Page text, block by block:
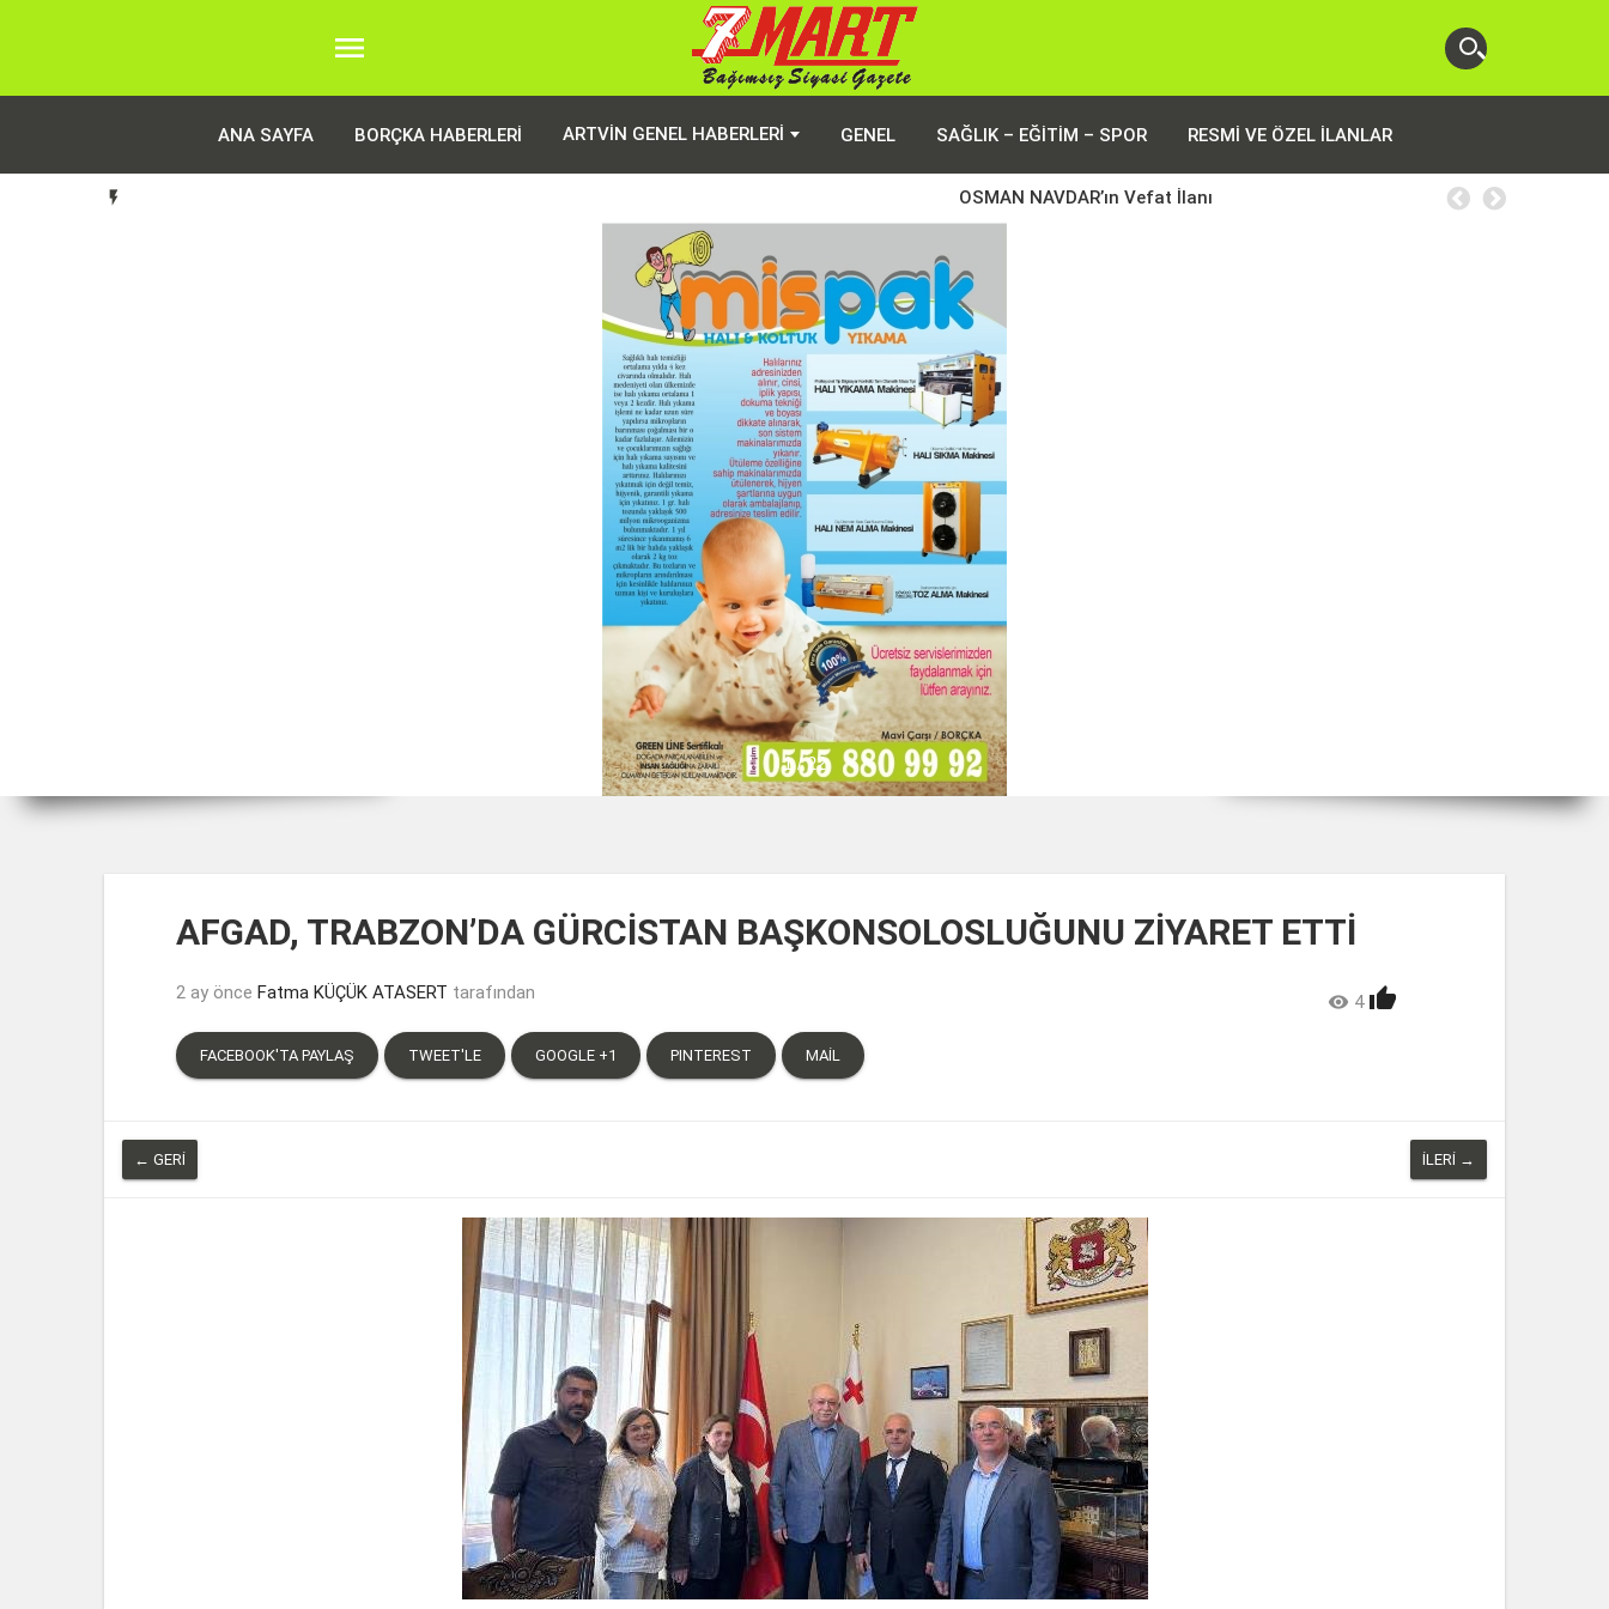

ANA SAYFA BORÇKA HABERLERI ARTVIN GENEL HABERLERI GENEL SAĞLIK – EĞITIM – SPOR RESMI VE ÖZEL İLANLAR

1 / 22
AFGAD, TRABZON’DA GÜRCİSTAN BAŞKONSOLOSLUĞUNU ZİYARET ETTİ
2 ay önce Fatma KÜÇÜK ATASERT tarafından  4 
FACEBOOK'TA PAYLAŞ TWEET'LE GOOGLE +1 PINTEREST MAIL
← GERI İLERI →